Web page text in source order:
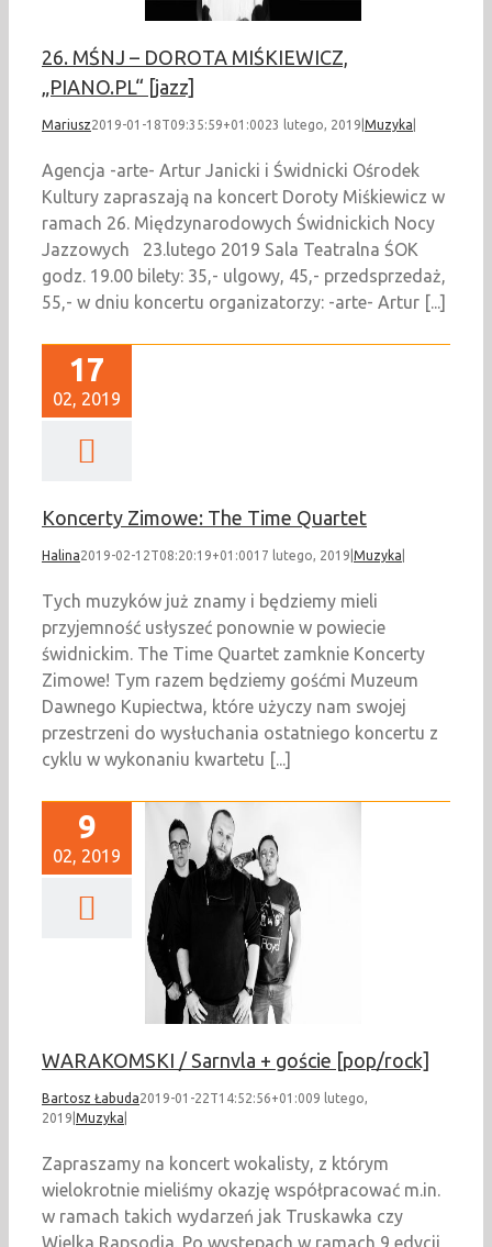
26. MŚNJ – DOROTA MIŚKIEWICZ,
„PIANO.PL“ [jazz]
Mariusz2019-01-18T09:35:59+01:0023 lutego, 2019 Muzyka
Agencja -arte- Artur Janicki i Świdnicki Ośrodek
Kultury zapraszają na koncert Doroty Miśkiewicz w
ramach 26. Międzynarodowych Świdnickich Nocy
Jazzowych 23.lutego 2019 Sala Teatralna ŚOK
godz. 19.00 bilety: 35,- ulgowy, 45,- przedsprzedaż,
55,- w dniu koncertu organizatorzy: -arte- Artur [...]
17
02, 2019
Koncerty Zimowe: The Time Quartet
Halina2019-02-12T08:20:19+01:0017 lutego, 2019 Muzyka
Tych muzyków już znamy i będziemy mieli
przyjemność usłyszeć ponownie w powiecie
świdnickim. The Time Quartet zamknie Koncerty
Zimowe! Tym razem będziemy gośćmi Muzeum
Dawnego Kupiectwa, które użyczy nam swojej
przestrzeni do wysłuchania ostatniego koncertu z
cyklu w wykonaniu kwartetu [...]
9
02, 2019
/ Sarnvla +
WARAKOMSKI / Sarnvla + goście [pop/rock]
Bartosz Łabuda2019-01-22T14:52:56+01:009 lutego,
2019 Muzyka
Zapraszamy na koncert wokalisty, z którym
wielokrotnie mieliśmy okazję współpracować m.in.
w ramach takich wydarzeń jak Truskawka czy
Wielka Rapsodia. Po występach w ramach 9 edycji